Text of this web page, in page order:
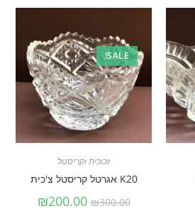
SALE!
זכוכית וקריסטל
K20 אגרטל קריסטל צ'כית
₪300.00
₪200.00